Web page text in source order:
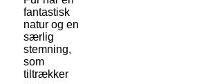
fantastisk
natur og en
særlig
stemning,
som
tiltrækker